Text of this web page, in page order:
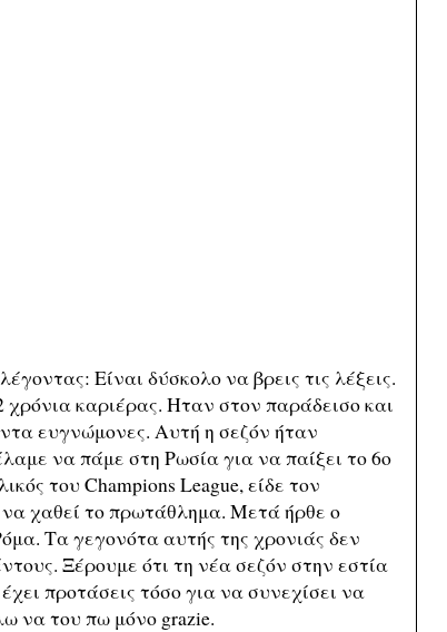
Είναι δύσκολο να βρεις τις λέξεις.
καριέρας. Ηταν στον παράδεισο και
ευγνώμονες. Αυτή η σεζόν ήταν
να πάμε στη Ρωσία για να παίξει το 6ο
του Champions League, είδε τον
χαθεί το πρωτάθλημα. Μετά ήρθε ο
Τα γεγονότα αυτής της χρονιάς δεν
Ξέρουμε ότι τη νέα σεζόν στην εστία
προτάσεις τόσο για να συνεχίσει να
να του πω μόνο grazie.